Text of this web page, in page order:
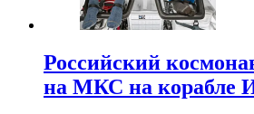
Российский
на МКС на корабле